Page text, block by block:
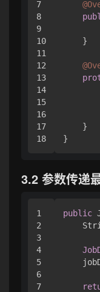
7
8
9
10
11
12
13
14
15
16
17
    }
    }
3.2 参数传递
1
2
3
4
5
6
7
public